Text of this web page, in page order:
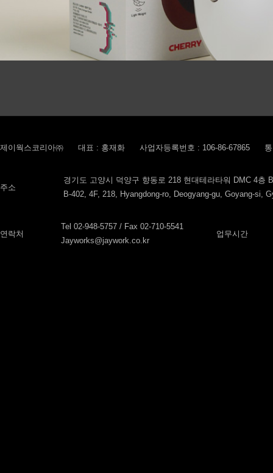
제이웍스코리아㈜ 대표 : 홍재화 사업자등록번호 : 106-86-67865
주소
경기도 고양시 덕양구 향동로 218 현대테라타워 DMC 4층
B-402, 4F, 218, Hyangdong-ro, Deogyang-gu, Goyang-si,
연락처
Tel 02-948-5757 / Fax 02-710-5541
Jayworks@jaywork.co.kr
업무시간